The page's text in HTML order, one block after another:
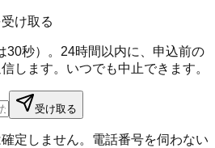
け取る
30秒）。24時間以内に、申込前の
します。いつでも中止できます。
受け取る
定しません。電話番号を伺わない